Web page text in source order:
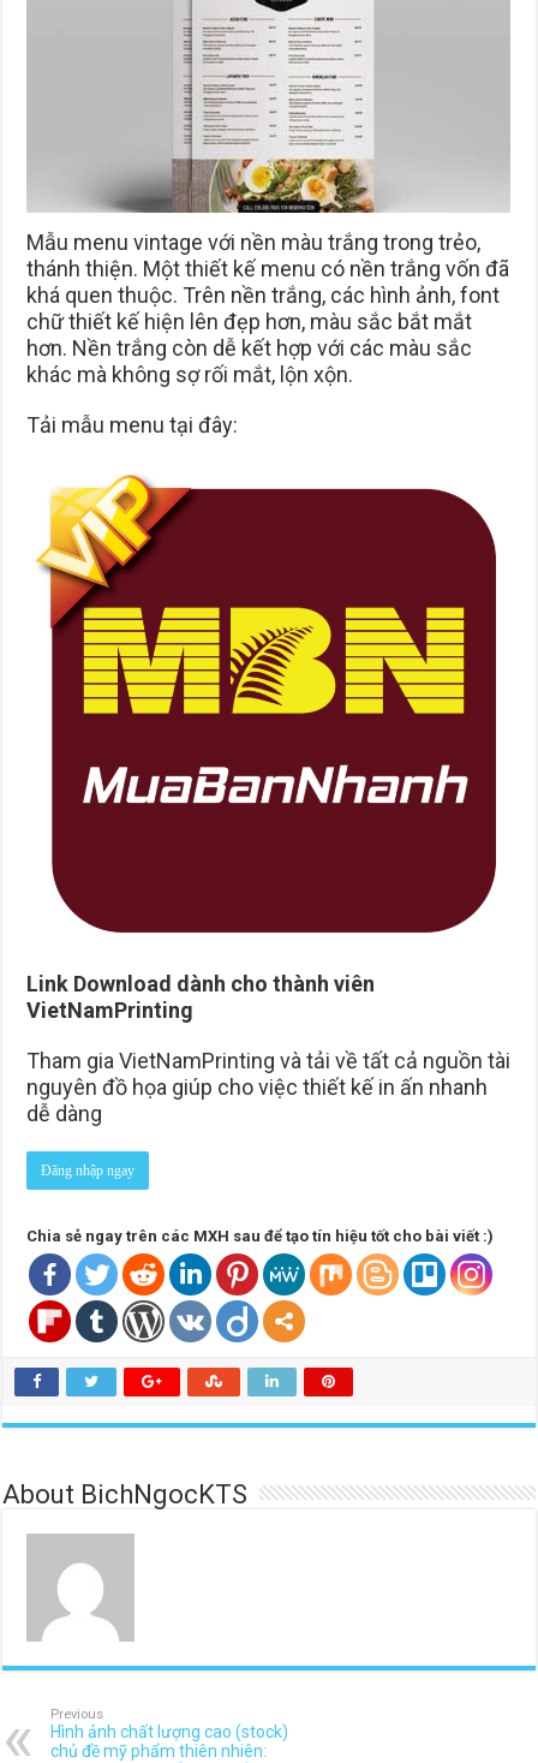
Mẫu menu vintage với nền màu trắng trong trẻo,
thánh thiện. Một thiết kế menu có nền trắng vốn đã
khá quen thuộc. Trên nền trắng, các hình ảnh, font
chữ thiết kế hiện lên đẹp hơn, màu sắc bắt mắt
hơn. Nền trắng còn dễ kết hợp với các màu sắc
khác mà không sợ rối mắt, lộn xộn.
Tải mẫu menu tại đây:
Link Download dành cho thành viên
VietNamPrinting
Tham gia VietNamPrinting và tải về tất cả nguồn tài
nguyên đồ họa giúp cho việc thiết kế in ấn nhanh
dễ dàng
Đăng nhập ngay
Chia sẻ ngay trên các MXH sau để tạo tín hiệu tốt cho bài viết :)
About BichNgocKTS
Previous
Hình ảnh chất lượng cao (stock)
chủ đề mỹ phẩm thiên nhiên: